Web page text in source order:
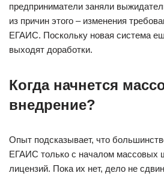
предприниматели заняли
из причин этого – изменения
ЕГАИС. Поскольку новая система
выходят доработки.
Когда начнется
внедрение?
Опыт подсказывает, что
ЕГАИС только с началом массовых
лицензий. Пока их нет, дело не